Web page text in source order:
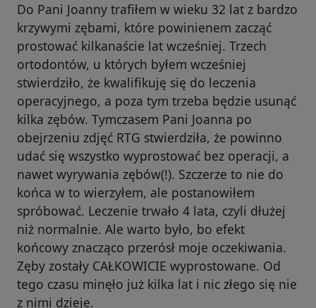
Do Pani Joanny trafiłem w wieku 32 lat z bardzo
krzywymi zębami, które powinienem zacząć
prostować kilkanaście lat wcześniej. Trzech
ortodontów, u których byłem wcześniej
stwierdziło, że kwalifikuję się do leczenia
operacyjnego, a poza tym trzeba będzie usunąć
kilka zębów. Tymczasem Pani Joanna po
obejrzeniu zdjęć RTG stwierdziła, że powinno
udać się wszystko wyprostować bez operacji, a
nawet wyrywania zębów(!). Szczerze to nie do
końca w to wierzyłem, ale postanowiłem
spróbować. Leczenie trwało 4 lata, czyli dłużej
niż normalnie. Ale warto było, bo efekt
końcowy znacząco przerósł moje oczekiwania.
Zęby zostały CAŁKOWICIE wyprostowane. Od
tego czasu minęło już kilka lat i nic złego się nie
z nimi dzieje.